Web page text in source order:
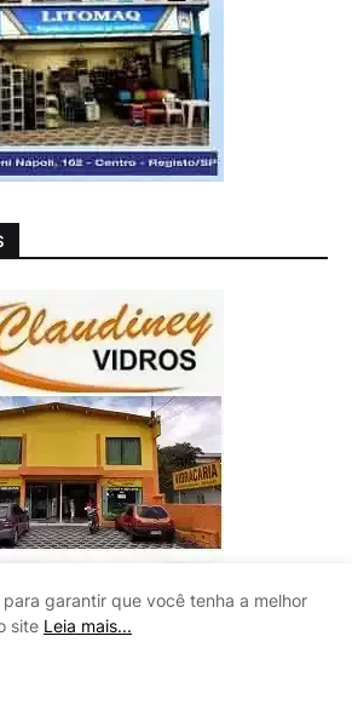
garantir que você tenha a melhor
site Leia mais...